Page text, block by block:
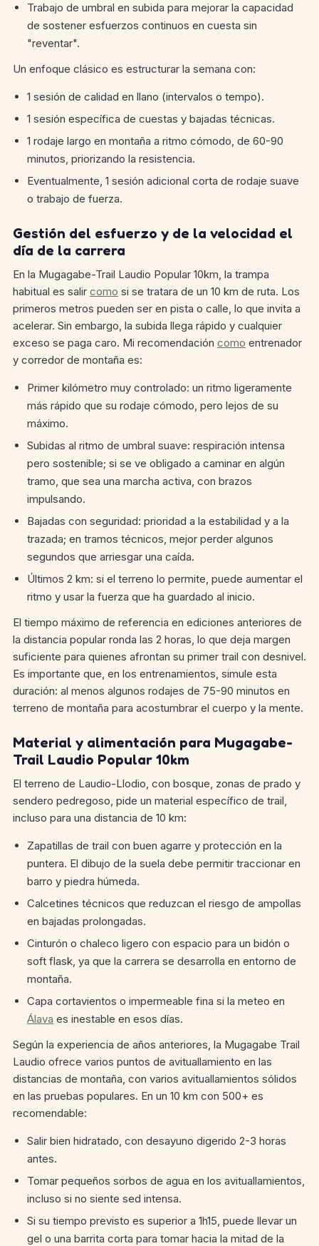
Trabajo de umbral en subida para mejorar la capacidad
de sostener esfuerzos continuos en cuesta sin
"reventar".
Un enfoque clásico es estructurar la semana con:
1 sesión de calidad en llano (intervalos o tempo).
1 sesión específica de cuestas y bajadas técnicas.
1 rodaje largo en montaña a ritmo cómodo, de 60-90
minutos, priorizando la resistencia.
Eventualmente, 1 sesión adicional corta de rodaje suave
o trabajo de fuerza.
Gestión del esfuerzo y de la velocidad el
día de la carrera
En la Mugagabe-Trail Laudio Popular 10km, la trampa
habitual es salir como si se tratara de un 10 km de ruta. Los
primeros metros pueden ser en pista o calle, lo que invita a
acelerar. Sin embargo, la subida llega rápido y cualquier
exceso se paga caro. Mi recomendación como entrenador
y corredor de montaña es:
Primer kilómetro muy controlado: un ritmo ligeramente
más rápido que su rodaje cómodo, pero lejos de su
máximo.
Subidas al ritmo de umbral suave: respiración intensa
pero sostenible; si se ve obligado a caminar en algún
tramo, que sea una marcha activa, con brazos
impulsando.
Bajadas con seguridad: prioridad a la estabilidad y a la
trazada; en tramos técnicos, mejor perder algunos
segundos que arriesgar una caída.
Últimos 2 km: si el terreno lo permite, puede aumentar el
ritmo y usar la fuerza que ha guardado al inicio.
El tiempo máximo de referencia en ediciones anteriores de
la distancia popular ronda las 2 horas, lo que deja margen
suficiente para quienes afrontan su primer trail con desnivel.
Es importante que, en los entrenamientos, simule esta
duración: al menos algunos rodajes de 75-90 minutos en
terreno de montaña para acostumbrar el cuerpo y la mente.
Material y alimentación para Mugagabe-
Trail Laudio Popular 10km
El terreno de Laudio-Llodio, con bosque, zonas de prado y
sendero pedregoso, pide un material específico de trail,
incluso para una distancia de 10 km:
Zapatillas de trail con buen agarre y protección en la
puntera. El dibujo de la suela debe permitir traccionar en
barro y piedra húmeda.
Calcetines técnicos que reduzcan el riesgo de ampollas
en bajadas prolongadas.
Cinturón o chaleco ligero con espacio para un bidón o
soft flask, ya que la carrera se desarrolla en entorno de
montaña.
Capa cortavientos o impermeable fina si la meteo en
Álava es inestable en esos días.
Según la experiencia de años anteriores, la Mugagabe Trail
Laudio ofrece varios puntos de avituallamiento en las
distancias de montaña, con varios avituallamientos sólidos
en las pruebas populares. En un 10 km con 500+ es
recomendable:
Salir bien hidratado, con desayuno digerido 2-3 horas
antes.
Tomar pequeños sorbos de agua en los avituallamientos,
incluso si no siente sed intensa.
Si su tiempo previsto es superior a 1h15, puede llevar un
gel o una barrita corta para tomar hacia la mitad de la